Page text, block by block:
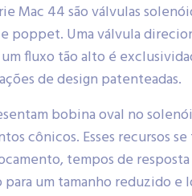
Mac 44 são válvulas
poppet. Uma válvula
fluxo tão alto é
de design patenteadas.
bobina oval no
cônicos. Esses recursos
tempos de
para um tamanho reduzido e